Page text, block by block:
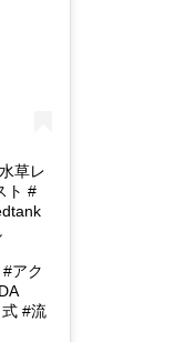
草レ
ト #
アク
#流